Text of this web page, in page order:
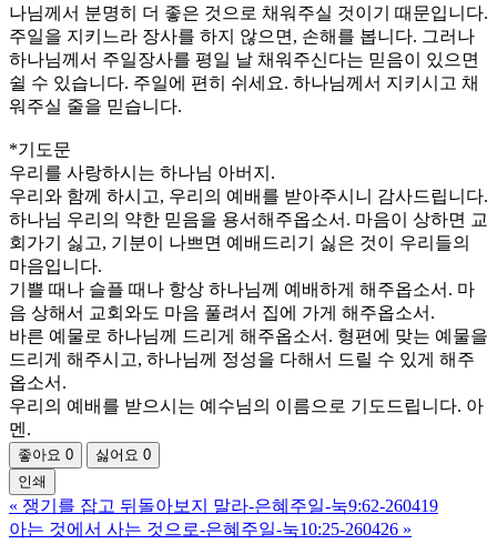
나님께서 분명히 더 좋은 것으로 채워주실 것이기 때문입니다.
주일을 지키느라 장사를 하지 않으면, 손해를 봅니다. 그러나
하나님께서 주일장사를 평일 날 채워주신다는 믿음이 있으면
쉴 수 있습니다. 주일에 편히 쉬세요. 하나님께서 지키시고 채
워주실 줄을 믿습니다.
*기도문
우리를 사랑하시는 하나님 아버지.
우리와 함께 하시고, 우리의 예배를 받아주시니 감사드립니다.
하나님 우리의 약한 믿음을 용서해주옵소서. 마음이 상하면 교
회가기 싫고, 기분이 나쁘면 예배드리기 싫은 것이 우리들의
마음입니다.
기쁠 때나 슬플 때나 항상 하나님께 예배하게 해주옵소서. 마
음 상해서 교회와도 마음 풀려서 집에 가게 해주옵소서.
바른 예물로 하나님께 드리게 해주옵소서. 형편에 맞는 예물을
드리게 해주시고, 하나님께 정성을 다해서 드릴 수 있게 해주
옵소서.
우리의 예배를 받으시는 예수님의 이름으로 기도드립니다. 아
멘.
좋아요 0 싫어요 0
인쇄
« 쟁기를 잡고 뒤돌아보지 말라-은혜주일-눅9:62-260419
아는 것에서 사는 것으로-은혜주일-눅10:25-260426 »